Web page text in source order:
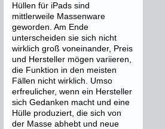
Hüllen für iPads sind
mittlerweile Massenware
geworden. Am Ende
unterscheiden sie sich nicht
wirklich groß voneinander, Preis
und Hersteller mögen variieren,
die Funktion in den meisten
Fällen nicht wirklich. Umso
erfreulicher, wenn ein Hersteller
sich Gedanken macht und eine
Hülle produziert, die sich von
der Masse abhebt und neue